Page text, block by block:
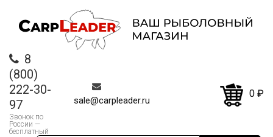
8
(800)
222-30-
97
Звонок по
России —
бесплатный
sale@carpleader.ru
0 ₽